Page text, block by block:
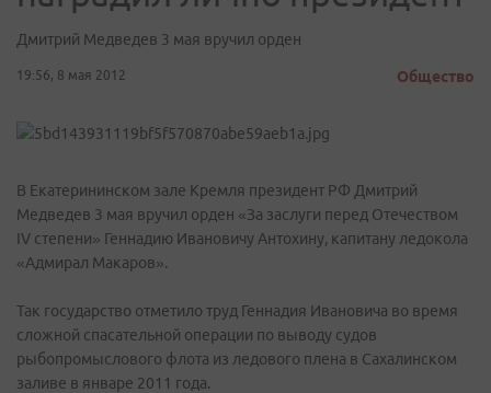
Дмитрий Медведев 3 мая вручил орден
19:56, 8 мая 2012 Общество
В Екатерининском зале Кремля президент РФ Дмитрий
Медведев 3 мая вручил орден «За заслуги перед Отечеством
IV степени» Геннадию Ивановичу Антохину, капитану ледокола
«Адмирал Макаров».
Так государство отметило труд Геннадия Ивановича во время
сложной спасательной операции по выводу судов
рыбопромыслового флота из ледового плена в Сахалинском
заливе в январе 2011 года.